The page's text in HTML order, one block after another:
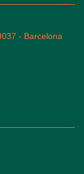
- Barcelona